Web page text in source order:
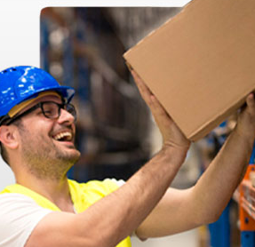
médico. Pero el envío cuesta más del